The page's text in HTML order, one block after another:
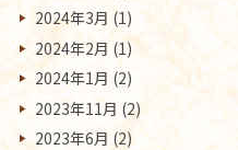
2024年3月 (1)
2024年2月 (1)
2024年1月 (2)
2023年11月 (2)
2023年6月 (2)